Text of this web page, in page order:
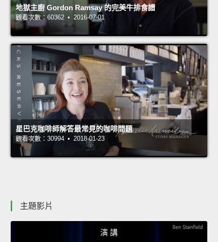
地獄主廚 Gordon Ramsay 的完美牛排食譜
觀看次數：60362 • 2016-07-01
星巴克咖啡師解答最常見的咖啡問題
觀看次數：30994 • 2018-01-23
主題影片
演 講